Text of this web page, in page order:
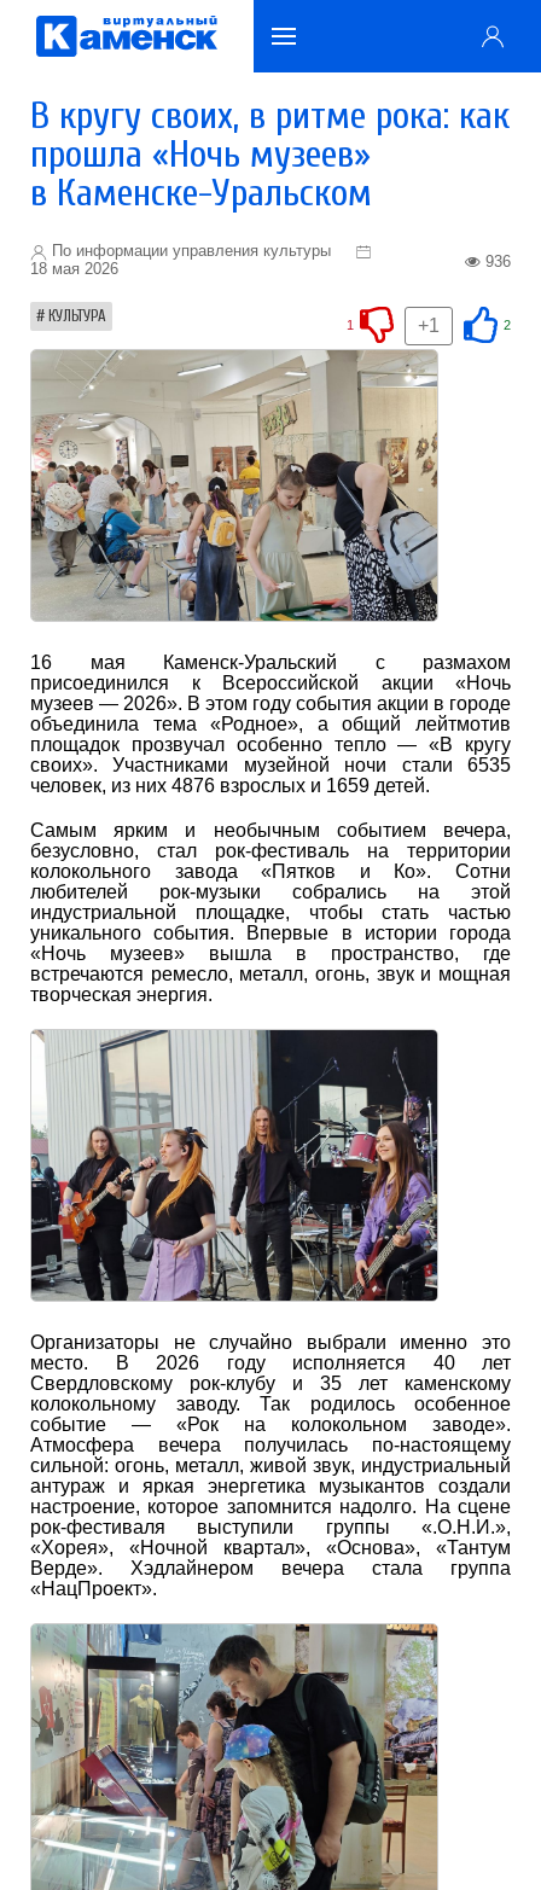
В кругу своих, в ритме рока: как
прошла «Ночь музеев»
в Каменске-Уральском
По информации управления культуры
18 мая 2026
936
КУЛЬТУРА 2
+1
1
16 мая Каменск-Уральский с размахом
присоединился к Всероссийской акции «Ночь
музеев — 2026». В этом году события акции в городе
объединила тема «Родное», а общий лейтмотив
площадок прозвучал особенно тепло — «В кругу
своих». Участниками музейной ночи стали 6535
человек, из них 4876 взрослых и 1659 детей.
Самым ярким и необычным событием вечера,
безусловно, стал рок-фестиваль на территории
колокольного завода «Пятков и Ко». Сотни
любителей рок-музыки собрались на этой
индустриальной площадке, чтобы стать частью
уникального события. Впервые в истории города
«Ночь музеев» вышла в пространство, где
встречаются ремесло, металл, огонь, звук и мощная
творческая энергия.
Организаторы не случайно выбрали именно это
место. В 2026 году исполняется 40 лет
Свердловскому рок-клубу и 35 лет каменскому
колокольному заводу. Так родилось особенное
событие — «Рок на колокольном заводе».
Атмосфера вечера получилась по-настоящему
сильной: огонь, металл, живой звук, индустриальный
антураж и яркая энергетика музыкантов создали
настроение, которое запомнится надолго. На сцене
рок-фестиваля выступили группы «.О.Н.И.»,
«Хорея», «Ночной квартал», «Основа», «Тантум
Верде». Хэдлайнером вечера стала группа
«НацПроект».